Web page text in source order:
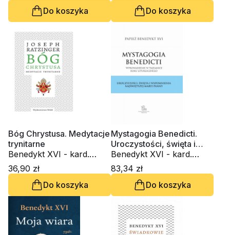
Do koszyka
Do koszyka
Bóg Chrystusa. Medytacje
trynitarne
Benedykt XVI - kard.
Joseph Ratzinger
36,90 zł
Do koszyka
Mystagogia Benedicti.
Uroczystości, święta i
wspomnienia NMP
Benedykt XVI - kard.
Joseph Ratzinger
83,34 zł
Do koszyka